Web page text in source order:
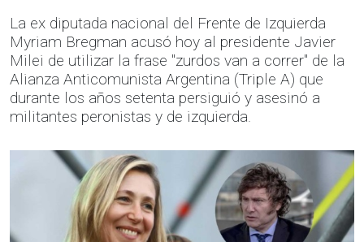
La ex diputada nacional del Frente de Izquierda
Myriam Bregman acusó hoy al presidente Javier
Milei de utilizar la frase "zurdos van a correr" de la
Alianza Anticomunista Argentina (Triple A) que
durante los años setenta persiguió y asesinó a
militantes peronistas y de izquierda.